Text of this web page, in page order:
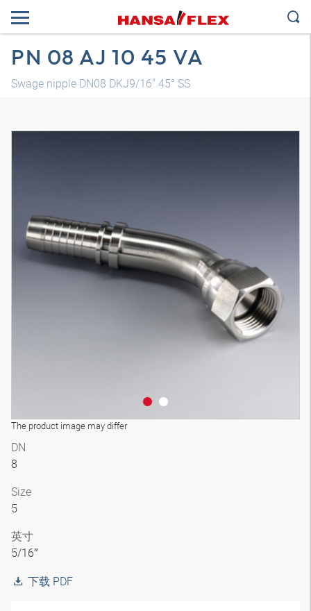
PN 08 AJ 10 45 VA
Swage nipple DN08 DKJ9/16" 45° SS
The product image may differ
DN
8
Size
5
英寸
5/16″
下载 PDF